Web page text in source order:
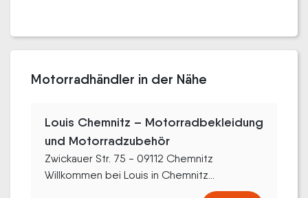
Motorradhändler in der Nähe
Louis Chemnitz – Motorradbekleidung
und Motorradzubehör
Zwickauer Str. 75 - 09112 Chemnitz
Willkommen bei Louis in Chemnitz...